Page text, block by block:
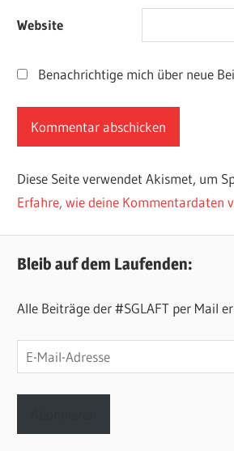
Website
Benachrichtige mich über neue
Diese Seite verwendet Akismet, um
Erfahre, wie deine Kommentardaten
Bleib auf dem Laufenden:
Alle Beiträge der #SGLAFT per Mail
E-
Mail-
Adresse